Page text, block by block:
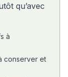
qu’avec
à
conserver et